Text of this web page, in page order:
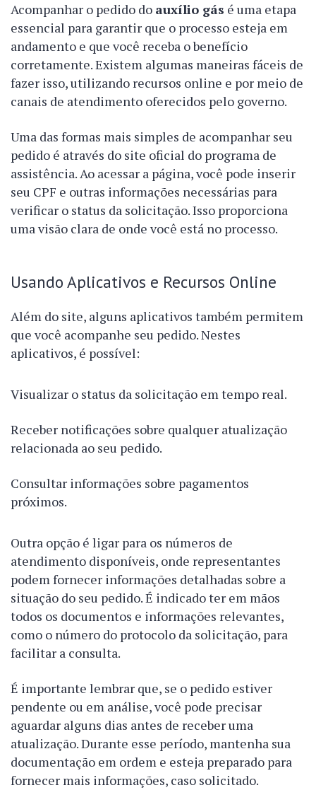
Acompanhar o pedido do auxílio gás é uma etapa
essencial para garantir que o processo esteja em
andamento e que você receba o benefício
corretamente. Existem algumas maneiras fáceis de
fazer isso, utilizando recursos online e por meio de
canais de atendimento oferecidos pelo governo.
Uma das formas mais simples de acompanhar seu
pedido é através do site oficial do programa de
assistência. Ao acessar a página, você pode inserir
seu CPF e outras informações necessárias para
verificar o status da solicitação. Isso proporciona
uma visão clara de onde você está no processo.
Usando Aplicativos e Recursos Online
Além do site, alguns aplicativos também permitem
que você acompanhe seu pedido. Nestes
aplicativos, é possível:
Visualizar o status da solicitação em tempo real.
Receber notificações sobre qualquer atualização
relacionada ao seu pedido.
Consultar informações sobre pagamentos
próximos.
Outra opção é ligar para os números de
atendimento disponíveis, onde representantes
podem fornecer informações detalhadas sobre a
situação do seu pedido. É indicado ter em mãos
todos os documentos e informações relevantes,
como o número do protocolo da solicitação, para
facilitar a consulta.
É importante lembrar que, se o pedido estiver
pendente ou em análise, você pode precisar
aguardar alguns dias antes de receber uma
atualização. Durante esse período, mantenha sua
documentação em ordem e esteja preparado para
fornecer mais informações, caso solicitado.